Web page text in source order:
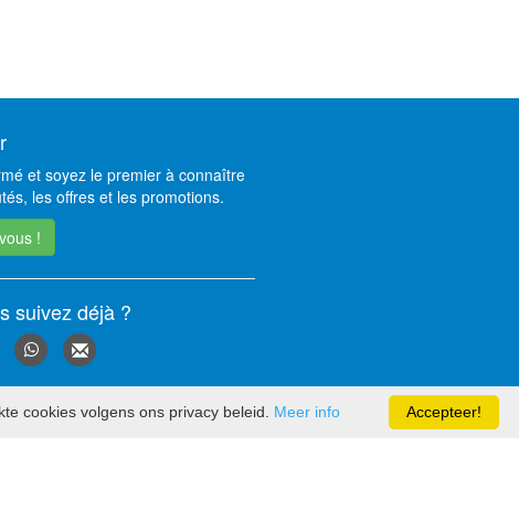
et soyez le premier à connaître
les offres et les promotions.
!
suivez déjà ?
Accepteer!
cookies volgens ons privacy beleid. Meer info